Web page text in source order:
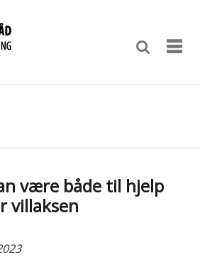
være både til hjelp
villaksen